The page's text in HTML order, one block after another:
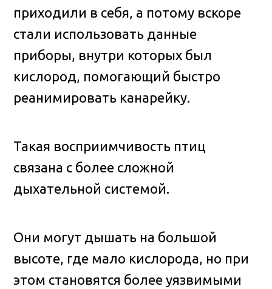
приходили в себя, а потому вскоре
стали использовать данные
приборы, внутри которых был
кислород, помогающий быстро
реанимировать канарейку.
Такая восприимчивость птиц
связана с более сложной
дыхательной системой.
Они могут дышать на большой
высоте, где мало кислорода, но при
этом становятся более уязвимыми